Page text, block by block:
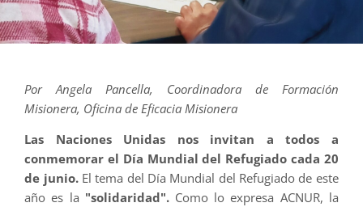
Por Angela Pancella, Coordinadora de Formación
Misionera, Oficina de Eficacia Misionera
Las Naciones Unidas nos invitan a todos a
conmemorar el Día Mundial del Refugiado cada 20
de junio. El tema del Día Mundial del Refugiado de este
año es la "solidaridad".Como lo expresa ACNUR, la